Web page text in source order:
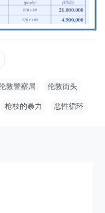
敦警察局 伦敦街头
枪枝的暴力 恶性循环